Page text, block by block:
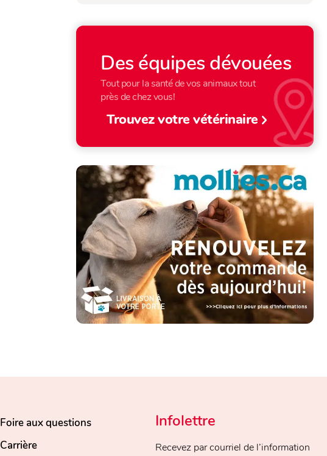
Des équipes dévouées
Tout pour la santé de vos animaux tout
près de chez vous!
Trouvez votre vétérinaire
Foire aux questions
Carrière
Infolettre
Recevez par courriel de l’information